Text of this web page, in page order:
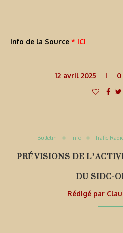
Info de la Source * ICI
12 avril 2025
Bulletin Info Trafic
PRÉVISIONS DE
DU SIDC-
Rédigé par